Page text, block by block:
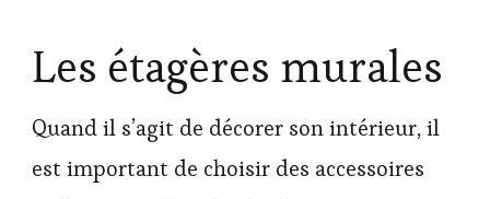
Les étagères murales
Quand il s’agit de décorer son intérieur, il
est important de choisir des accessoires